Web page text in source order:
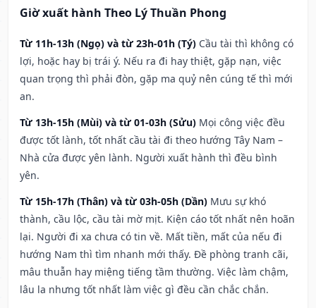
Giờ xuất hành Theo Lý Thuần Phong
Từ 11h-13h (Ngọ) và từ 23h-01h (Tý) Cầu tài thì không có
lợi, hoặc hay bị trái ý. Nếu ra đi hay thiệt, gặp nạn, việc
quan trọng thì phải đòn, gặp ma quỷ nên cúng tế thì mới
an.
Từ 13h-15h (Mùi) và từ 01-03h (Sửu) Mọi công việc đều
được tốt lành, tốt nhất cầu tài đi theo hướng Tây Nam –
Nhà cửa được yên lành. Người xuất hành thì đều bình
yên.
Từ 15h-17h (Thân) và từ 03h-05h (Dần) Mưu sự khó
thành, cầu lộc, cầu tài mờ mịt. Kiện cáo tốt nhất nên hoãn
lại. Người đi xa chưa có tin về. Mất tiền, mất của nếu đi
hướng Nam thì tìm nhanh mới thấy. Đề phòng tranh cãi,
mâu thuẫn hay miệng tiếng tầm thường. Việc làm chậm,
lâu la nhưng tốt nhất làm việc gì đều cần chắc chắn.